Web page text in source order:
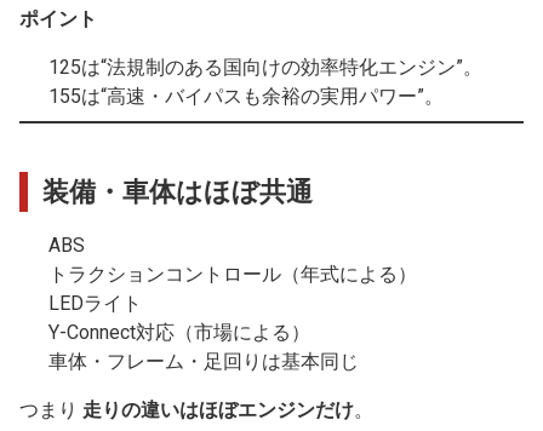
ポイント
125は“法規制のある国向けの効率特化エンジン”。
155は“高速・バイパスも余裕の実用パワー”。
装備・車体はほぼ共通
ABS
トラクションコントロール（年式による）
LEDライト
Y-Connect対応（市場による）
車体・フレーム・足回りは基本同じ
つまり 走りの違いはほぼエンジンだけ。